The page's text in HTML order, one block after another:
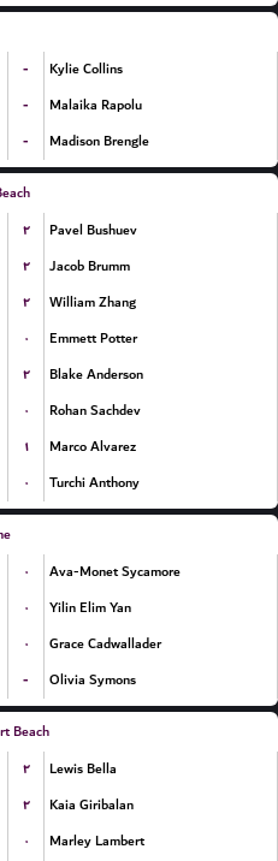
-
Kylie Collins
-
Malaika Rapolu
- Madison Brengle
۲
Pavel Bushuev
۲
Jacob Brumm
۲
William Zhang
۰
Emmett Potter
۲
Blake Anderson
۰
Rohan Sachdev
۱
Marco Alvarez
۰ Turchi Anthony
۰
Ava-Monet Sycamore
۰
Yilin Elim Yan
۰
Grace Cadwallader
- Olivia Symons
Beach
۲
Lewis Bella
۲
Kaia Giribalan
۰
Marley Lambert